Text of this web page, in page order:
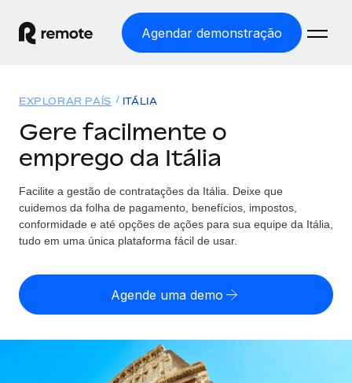
Agendar demonstração
EMPREGO GLOBAL
Processamento Salarial
Processamento salarial fácil e em conformidade
Employer of Record
entidades
Soluções
COBERTURA GLOBAL
Explorador de países
Encontra apoio para emprego global por país
Comparar a Remote
Veja como nos comparamos com os outros
TORNE-SE NOSSO PARCEIRO
Parceiros tecnológicos estratégicos
Preçário
English
Início de sessão
EXPLORAR PAÍS ITÁLIA
Gere facilmente o
emprego da Itália
Facilite a gestão de contratações da Itália. Deixe que
cuidemos da folha de pagamento, benefícios, impostos,
conformidade e até opções de ações para sua equipe da Itália,
tudo em uma única plataforma fácil de usar.
Agende uma demo